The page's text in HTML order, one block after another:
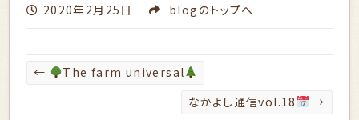
2020年2月25日 blog のトップへ
←
The farm universal
なかよし通信vol.18
→